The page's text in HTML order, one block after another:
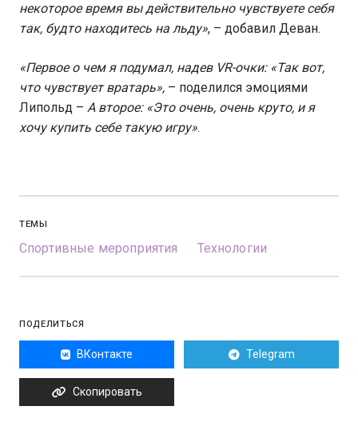
некоторое время вы действительно чувствуете себя
так, будто находитесь на льду», – добавил Деван.
«Первое о чем я подумал, надев VR-очки: «Так вот,
что чувствует вратарь», – поделился эмоциями
Липольд – А второе: «Это очень, очень круто, и я
хочу купить себе такую игру».
ТЕМЫ
Спортивные мероприятия Технологии
ПОДЕЛИТЬСЯ
ВКонтакте Telegram
Скопировать